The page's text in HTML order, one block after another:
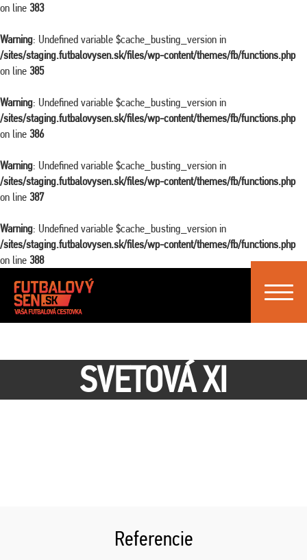
on line 383
Warning: Undefined variable $cache_busting_version in
/sites/staging.futbalovysen.sk/files/wp-content/themes/fb/functions.php
on line 385
Warning: Undefined variable $cache_busting_version in
/sites/staging.futbalovysen.sk/files/wp-content/themes/fb/functions.php
on line 386
Warning: Undefined variable $cache_busting_version in
/sites/staging.futbalovysen.sk/files/wp-content/themes/fb/functions.php
on line 387
Warning: Undefined variable $cache_busting_version in
/sites/staging.futbalovysen.sk/files/wp-content/themes/fb/functions.php
on line 388
Toggle
SVETOVÁ XI
Referencie